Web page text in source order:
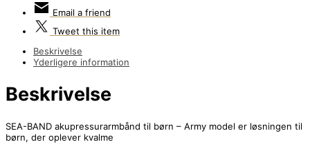
Email a friend
Tweet this item
Beskrivelse
Yderligere information
Beskrivelse
SEA-BAND akupressurarmbånd til børn – Army model er løsningen til
børn, der oplever kvalme